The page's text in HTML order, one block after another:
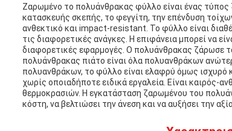
Ζαρωμένο το πολυάνθρακας φύλλο είναι ένας τύπος
κατασκευής σκεπής, το φεγγίτη, την επένδυση
ανθεκτικό και impact-resistant. Το φύλλο είναι
τις διαφορετικές ανάγκες. Η επιφάνεια μπορεί να
διαφορετικές εφαρμογές. Ο πολυάνθρακας ζάρωσε
πολυάνθρακας πιάτο είναι όλα πολυανθράκων
πολυανθράκων, το φύλλο είναι ελαφρύ όμως ισχυρό
χωρίς οποιαδήποτε ειδικά εργαλεία. Είναι καιρός-
θερμοκρασιών. Η εγκατάσταση ζαρωμένου του
κόστη, να βελτιώσει την άνεση και να αυξήσει την